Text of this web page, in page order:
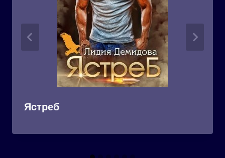
Ястреб